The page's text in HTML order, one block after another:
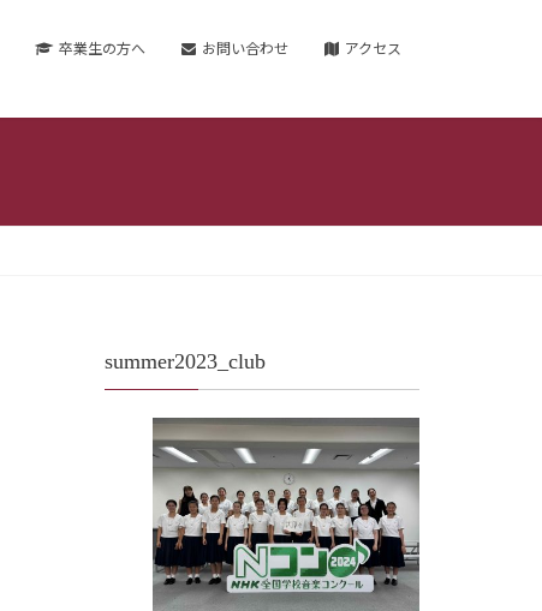
卒業生の方へ お問い合わせ アクセス
summer2023_club